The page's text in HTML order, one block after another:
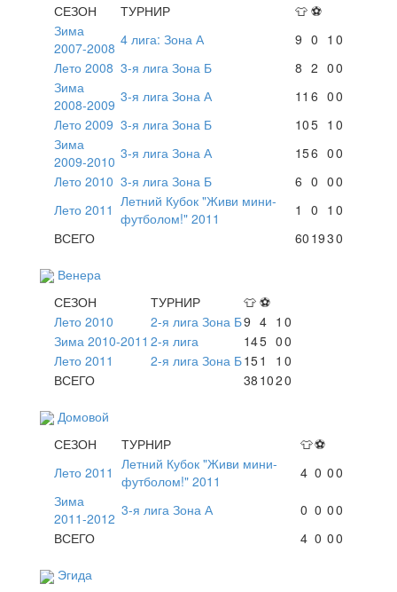
СЕЗОН
ТУРНИР 👕 ⚽
Зима
2007-2008 4 лига: Зона А 9 0 1 0
Лето 2008 3-я лига Зона Б 8 2 00
Зима
2008-2009 3-я лига Зона А 11 6 00
Лето 2009 3-я лига Зона Б 105 1 0
Зима
2009-2010 3-я лига Зона А 156 00
Лето 2010 3-я лига Зона Б 6 0 00
Лето 2011 Летний Кубок "Живи мини-
футболом!" 2011
1 0 1 0
ВСЕГО
60 1930
Венера
СЕЗОН
ТУРНИР 👕 ⚽
Лето 2010
2-я лига Зона Б9 4 1 0
Зима 2010-2011 2-я лига 145 00
Лето 2011
2-я лига Зона Б151 1 0
ВСЕГО
38 1020
Домовой
СЕЗОН
ТУРНИР 👕⚽
Лето 2011 Летний Кубок "Живи мини-
футболом!" 2011
4 0 00
Зима
2011-2012 3-я лига Зона А 0 0 00
ВСЕГО
4 0 00
Эгида